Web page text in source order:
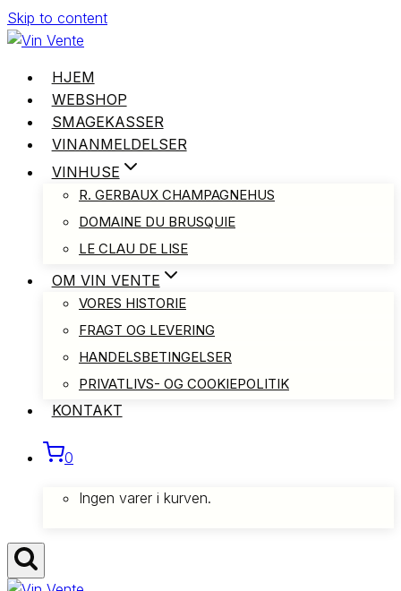
Skip to content
HJEM
WEBSHOP
SMAGEKASSER
VINANMELDELSER
VINHUSE
R. GERBAUX CHAMPAGNEHUS
DOMAINE DU BRUSQUIE
LE CLAU DE LISE
OM VIN VENTE
VORES HISTORIE
FRAGT OG LEVERING
HANDELSBETINGELSER
PRIVATLIVS- OG COOKIEPOLITIK
KONTAKT
0
Ingen varer i kurven.